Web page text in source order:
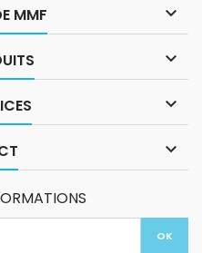
MMF 


